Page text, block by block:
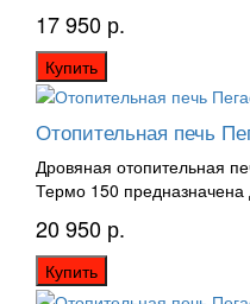
17 950 р.
Купить
Отопительная печь
Дровяная отопительная
Термо 150 предназначена
20 950 р.
Купить